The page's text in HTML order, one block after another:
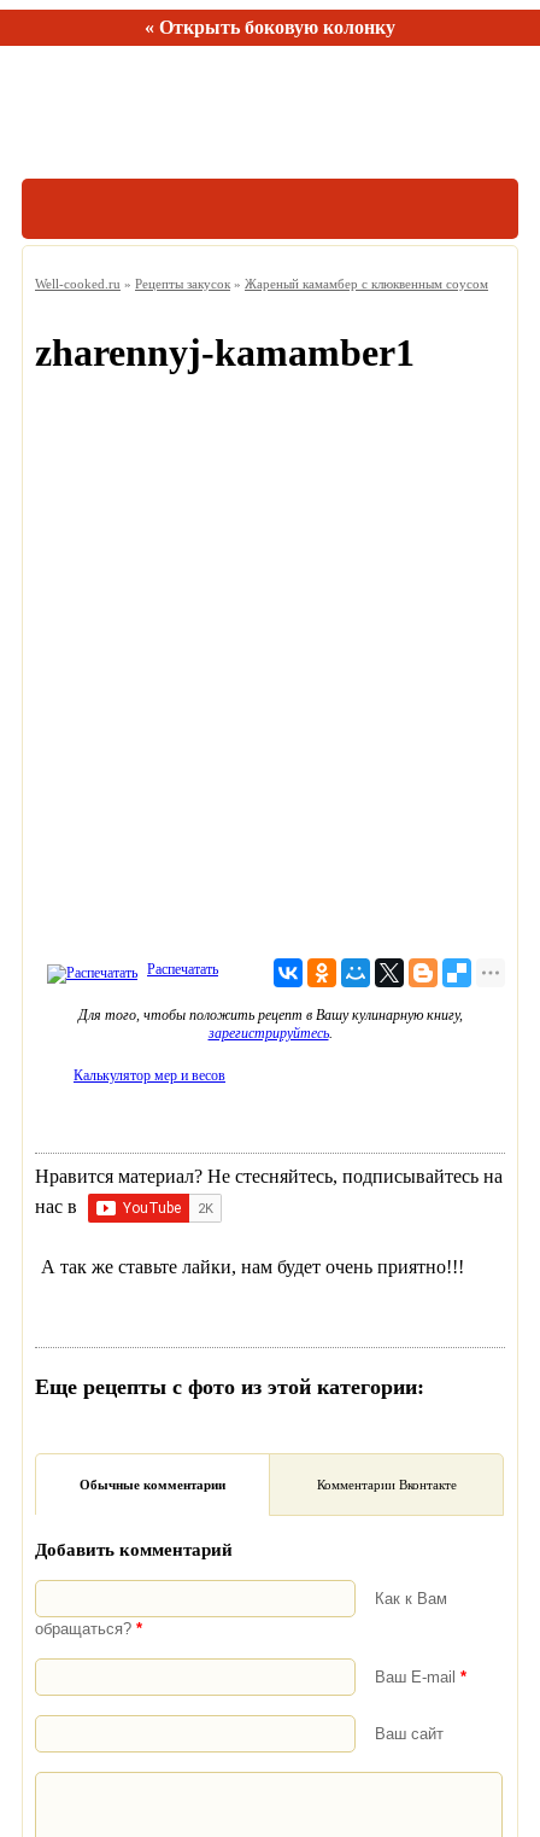
« Открыть боковую колонку
Рецептов:150
Well-cooked.ru » Рецепты закусок » Жареный камамбер с клюквенным соусом
zharennyj-kamamber1
Распечатать
Для того, чтобы положить рецепт в Вашу кулинарную книгу,
зарегистрируйтесь.
Калькулятор мер и весов
Нравится материал? Не стесняйтесь, подписывайтесь на
нас в
А так же ставьте лайки, нам будет очень приятно!!!
Еще рецепты с фото из этой категории:
Обычные комментарии Комментарии Вконтакте
Добавить комментарий
Как к Вам
обращаться? *
Ваш E-mail *
Ваш сайт